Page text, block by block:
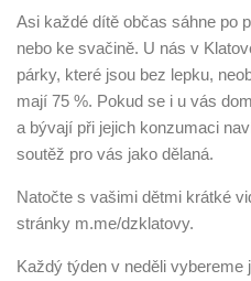
Asi každé dítě občas sáhne po
nebo ke svačině. U nás v
párky, které jsou bez lepku,
mají 75 %. Pokud se i u vás
a bývají při jejich konzumaci
soutěž pro vás jako dělaná.
Natočte s vašimi dětmi krátké
stránky m.me/dzklatovy.
Každý týden v neděli vybereme